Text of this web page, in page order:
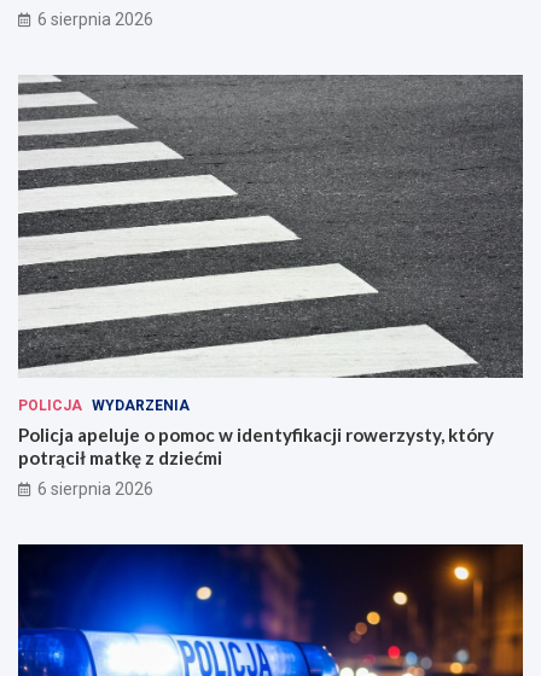
6 sierpnia 2026
POLICJA WYDARZENIA
Policja apeluje o pomoc w identyfikacji rowerzysty, który
potrącił matkę z dziećmi
6 sierpnia 2026